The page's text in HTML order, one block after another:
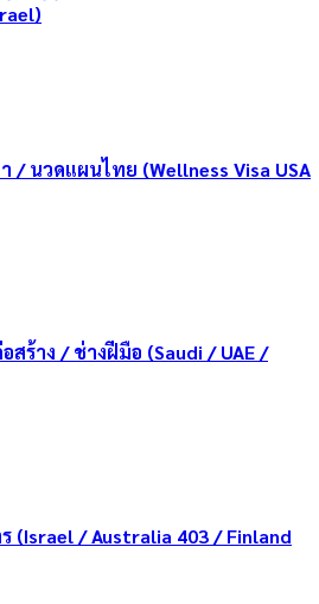
/ นวดแผนไทย (Wellness Visa USA
สร้าง / ช่างฝีมือ (Saudi / UAE /
(Israel / Australia 403 / Finland